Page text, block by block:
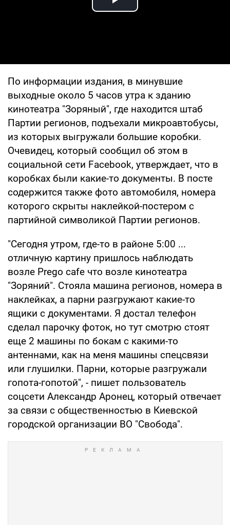
Play Video
По информации издания, в минувшие
выходные около 5 часов утра к зданию
кинотеатра "Зоряный", где находится штаб
Партии регионов, подъехали микроавтобусы,
из которых выгружали большие коробки.
Очевидец, который сообщил об этом в
социальной сети Facebook, утверждает, что в
коробках были какие-то документы. В посте
содержится также фото автомобиля, номера
которого скрыты наклейкой-постером с
партийной символикой Партии регионов.
"Сегодня утром, где-то в районе 5:00 ...
отличную картину пришлось наблюдать
возле Prego cafe что возле кинотеатра
"Зоряний". Стояла машина регионов, номера в
наклейках, а парни разгружают какие-то
ящики с документами. Я достал телефон
сделал парочку фоток, но тут смотрю стоят
еще 2 машины по бокам с какими-то
антеннами, как на меня машины спецсвязи
или глушилки. Парни, которые разгружали
гопота-гопотой", - пишет пользователь
соцсети Александр Аронец, который отвечает
за связи с общественностью в Киевской
городской организации ВО "Свобода".